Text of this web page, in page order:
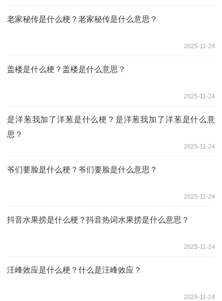
老家秘传是什么梗？老家秘传是什么意思？
2025-11-24
盖楼是什么梗？盖楼是什么意思？
2025-11-24
是洋葱我加了洋葱是什么梗？是洋葱我加了洋葱是什么意
思？
2025-11-24
爷们要脸是什么梗？爷们要脸是什么意思？
2025-11-24
​抖音水果捞是什么梗？​抖音热词水果捞是什么意思？
2025-11-24
汪峰效应是什么梗？什么是汪峰效应？
2025-11-24